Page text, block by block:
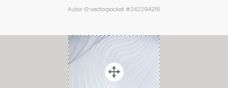
Autor: © vectorpocket #242294216